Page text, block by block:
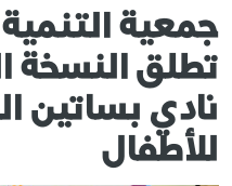
جمعية التنمية
تطلق النسخة
نادي بساتين
للأطفال